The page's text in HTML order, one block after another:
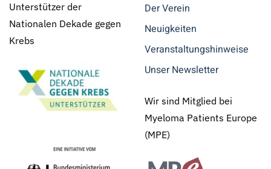
Unterstützer der
Nationalen Dekade gegen
Krebs
Der Verein
Neuigkeiten
Veranstaltungshinweise
Unser Newsletter
Wir sind Mitglied bei
Myeloma Patients Europe
(MPE)